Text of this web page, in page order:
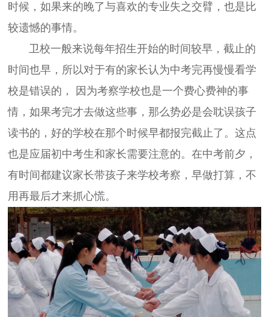
时候，如果来的晚了与喜欢的专业失之交臂，也是比
较遗憾的事情。
卫校一般来说每年招生开始的时间较早，截止的
时间也早，所以对于有的家长认为中考完再慢慢看学
校是错误的， 因为考察学校也是一个费心费神的事
情，如果考完才去做这些事，那么势必是会耽误孩子
读书的，好的学校在那个时候早都报完截止了。这点
也是应届初中考生和家长需要注意的。在中考前夕，
有时间都建议家长带孩子来学校考察，早做打算，不
用再最后才来抓心慌。